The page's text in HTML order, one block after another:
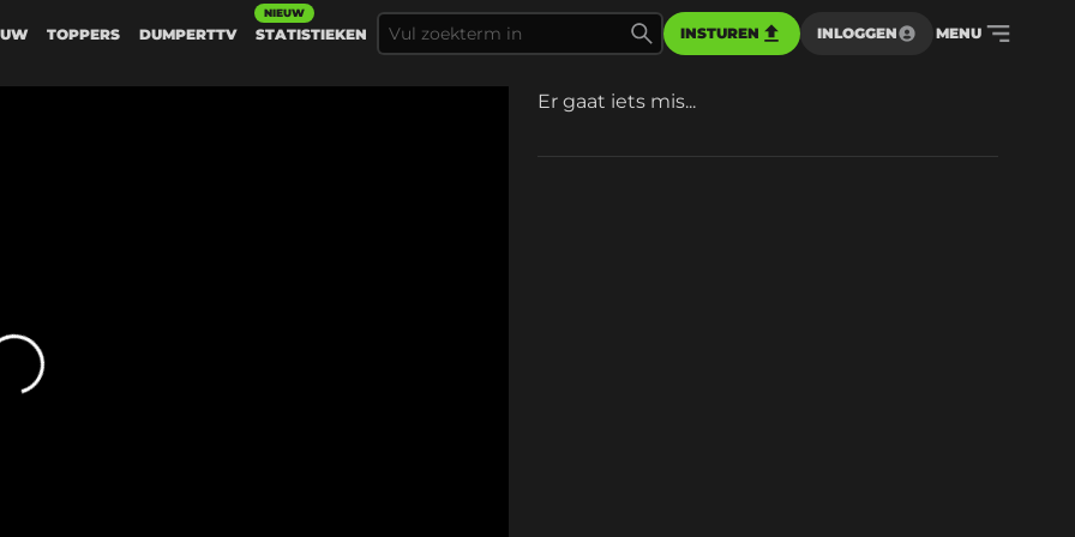
TOPPERS DUMPERTTV STATISTIEKEN
NIEUW
INSTUREN INLOGGEN MENU
Er gaat iets mis...